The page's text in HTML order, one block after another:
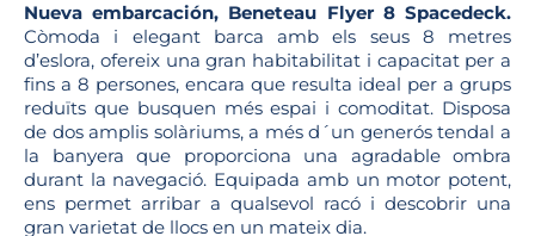
Nueva embarcación, Beneteau Flyer 8 Spacedeck.
Còmoda i elegant barca amb els seus 8 metres
d’eslora, ofereix una gran habitabilitat i capacitat per a
fins a 8 persones, encara que resulta ideal per a grups
reduïts que busquen més espai i comoditat. Disposa
de dos amplis solàriums, a més d´un generós tendal a
la banyera que proporciona una agradable ombra
durant la navegació. Equipada amb un motor potent,
ens permet arribar a qualsevol racó i descobrir una
gran varietat de llocs en un mateix dia.